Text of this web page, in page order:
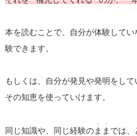
本を読むことで、自分が体験して
験できます。
もしくは、自分が発見や発明をして
その知恵を使っていけます。
同じ知識や、同じ経験のまま
・・
では、